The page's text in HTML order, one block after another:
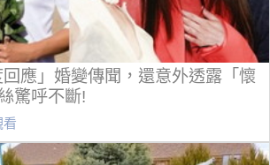
應」婚變傳聞，還意外透露「懷
驚呼不斷!
看